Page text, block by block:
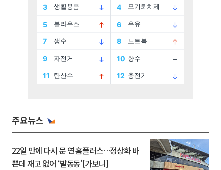
주요뉴스
22일 만에 다시 문 연 홈플러스…정상화 바
쁜데 재고 없어 ‘발동동’[가보니]